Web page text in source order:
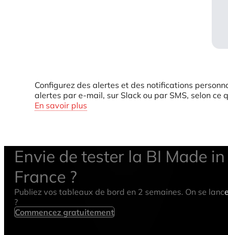
Configurez des alertes et des notifications
alertes par e-mail, sur Slack ou par SMS, selon
En savoir plus
Envie de tester la BI Made in
France ?
Publiez vos tableaux de bord en 2 semaines. On se
?
Commencez gratuitement